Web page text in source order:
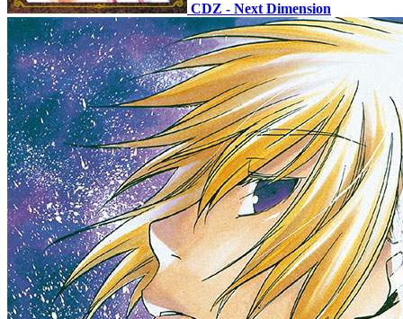
CDZ - Next Dimension